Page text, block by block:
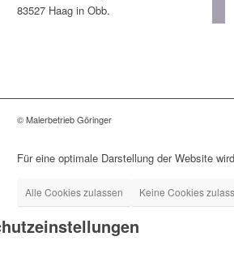
83527 Haag in Obb.
© Malerbetrieb Göringer
Für eine optimale Darstellung der Website
Alle Cookies zulassen Keine Cookies